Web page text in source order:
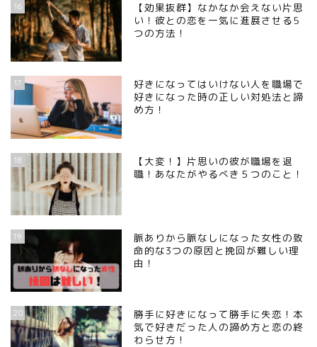
16
【効果抜群】なかなか会えない片思
い！彼との恋を一気に進展させる5
つの方法！
17
好きになってはいけない人を職場で
好きになった時の正しい対処法と諦
め方！
18
【大変！】片思いの彼が職場を退
職！あなたがやるべき５つのこと！
19
脈ありから脈なしになった女性の致
命的な3つの原因と挽回が難しい理
由！
20
勝手に好きになって勝手に失恋！本
気で好きだった人の諦め方と恋の終
わらせ方！